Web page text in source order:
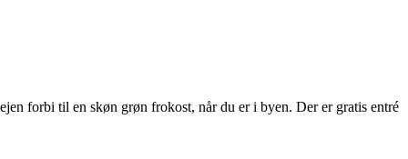
forbi til en skøn grøn frokost, når du er i byen. Der er gratis entré